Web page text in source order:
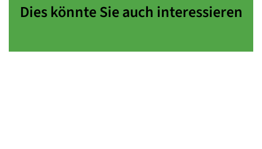
Dies könnte Sie auch interessieren